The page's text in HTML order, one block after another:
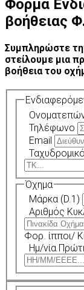
Φόρμα
βοήθειας
Συμπληρώστε
στείλουμε μια
βοήθεια του
Τηλέφωνο
Email
Όχημα
Μάρκα (D.1)
Αριθμός
Φορ. ίπποι/
Ημ/νία